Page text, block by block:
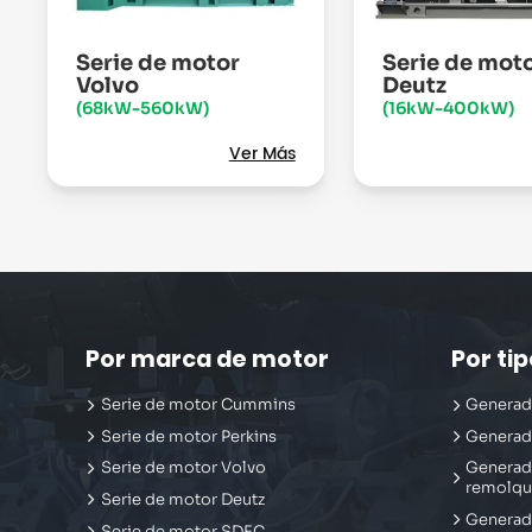
Serie de motor
Volvo
(68kW-560kW)
Ver Más
Serie de
Deutz
(16kW-400kW)
Por marca de motor
Serie de motor Cummins
Serie de motor Perkins
Serie de motor Volvo
Serie de motor Deutz
Por